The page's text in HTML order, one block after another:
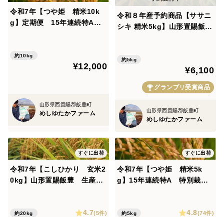
10kgに小分けし発送させていただきます。
分づき米に対応いたします。
ご希望のお客様は、お手数おかけしますが、三分づき、
【玄米購入のお客様へ】
が、玄米購入のお客様で精米もしくは分づき米を希望の
れ、お米の量が減ってしまうことにご留意くださいま
令和7年【つや姫 精米10k
g】定期便 15年連続特A
約10kg
¥12,000
山形県西置賜郡飯豊町
めしゆたかファーム
令和８年産予約商品【ササニ
シキ 精米5kg】山形置賜飯
約5kg
¥6,100
グランプリ受賞商品
山形県西置賜郡飯豊町
めしゆたかファーム
すぐに出荷
令和7年【こしひかり 玄米2
0kg】山形置賜飯豊 生産者
約20kg 4.7(5件)
すぐに出荷
令和7年【つや姫 精米5k
g】15年連続特A 特別栽培
約5kg 4.8(74件)